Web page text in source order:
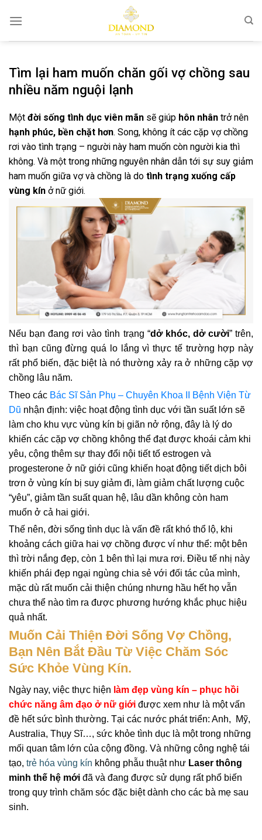
qua
Tìm lại ham muốn chăn gối vợ chồng sau
nhiều năm nguội lạnh
Một đời sống tình dục viên mãn sẽ giúp hôn nhân trở nên
hạnh phúc, bền chặt hơn. Song, không ít các cặp vợ chồng
rơi vào tình trạng – người này ham muốn còn người kia thì
không. Và một trong những nguyên nhân dẫn tới sự suy giảm
ham muốn giữa vợ và chồng là do tình trạng xuống cấp
vùng kín ở nữ giới.
Nếu bạn đang rơi vào tình trạng “dở khóc, dở cười” trên,
thì bạn cũng đừng quá lo lắng vì thực tế trường hợp này
rất phổ biến, đặc biệt là nó thường xảy ra ở những cặp vợ
chồng lâu năm.
Theo các Bác Sĩ Sản Phụ – Chuyên Khoa II Bệnh Viện Từ
Dũ nhận định: việc hoạt động tình dục với tần suất lớn sẽ
làm cho khu vực vùng kín bị giãn nở rộng, đây là lý do
khiến các cặp vợ chồng không thể đạt được khoái cảm khi
yêu, cộng thêm sự thay đổi nội tiết tố estrogen và
progesterone ở nữ giới cũng khiến hoạt động tiết dịch bôi
trơn ở vùng kín bị suy giảm đi, làm giảm chất lượng cuộc
“yêu”, giảm tần suất quan hệ, lâu dần không còn ham
muốn ở cả hai giới.
Thế nên, đời sống tình dục là vấn đề rất khó thổ lộ, khi
khoảng cách giữa hai vợ chồng được ví như thể: một bên
thì trời nắng đẹp, còn 1 bên thì lại mưa rơi. Điều tế nhị này
khiến phái đẹp ngại ngùng chia sẻ với đối tác của mình,
mặc dù rất muốn cải thiện chúng nhưng hầu hết họ vẫn
chưa thể nào tìm ra được phương hướng khắc phục hiệu
quả nhất.
Muốn Cải Thiện Đời Sống Vợ Chồng,
Bạn Nên Bắt Đầu Từ Việc Chăm Sóc
Sức Khỏe Vùng Kín.
Ngày nay, việc thực hiện làm đẹp vùng kín – phục hồi
chức năng âm đạo ở nữ giới được xem như là một vấn
đề hết sức bình thường. Tại các nước phát triển: Anh, Mỹ,
Australia, Thụy Sĩ…, sức khỏe tình dục là một trong những
mối quan tâm lớn của cộng đồng. Và những công nghệ tái
tạo, trẻ hóa vùng kín không phẫu thuật như Laser thông
minh thế hệ mới đã và đang được sử dụng rất phổ biến
trong quy trình chăm sóc đặc biệt dành cho các bà mẹ sau
sinh.